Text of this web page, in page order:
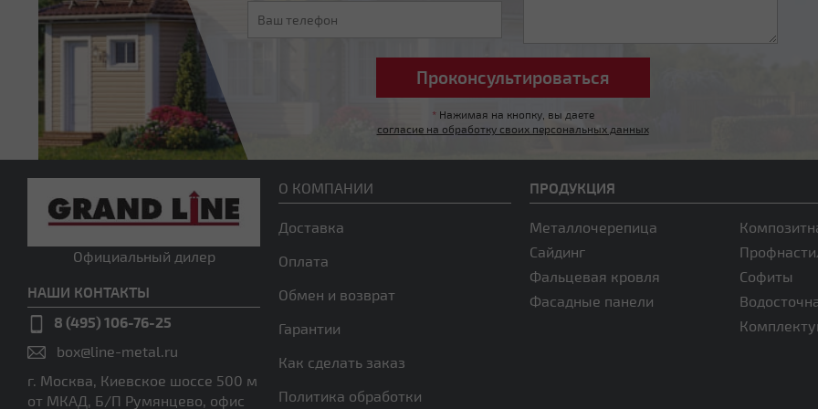
*Нажимая на кнопку, вы даете
согласие на обработку своих персональных данных
Официальный дилер
НАШИ КОНТАКТЫ
8 (495) 106-76-25
box@line-metal.ru
г. Москва, Киевское шоссе 500 м
от МКАД, Б/П Румянцево, офис
О КОМПАНИИ
Доставка
Оплата
Обмен и возврат
Гарантии
Как сделать заказ
Политика обработки
ПРОДУКЦИЯ
Металлочерепица
Сайдинг
Фальцевая кровля
Фасадные панели
Софиты